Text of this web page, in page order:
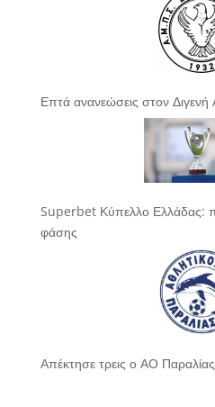
Επτά ανανεώσεις στον
Superbet Κύπελλο Ελλάδας:
φάσης
Απέκτησε τρεις ο ΑΟ Παραλίας